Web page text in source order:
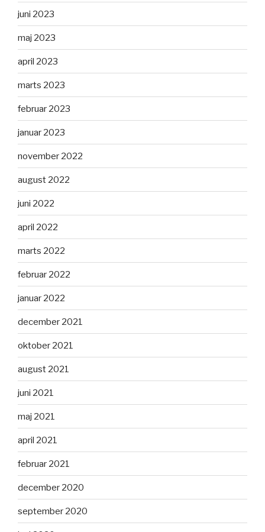
juni 2023
maj 2023
april 2023
marts 2023
februar 2023
januar 2023
november 2022
august 2022
juni 2022
april 2022
marts 2022
februar 2022
januar 2022
december 2021
oktober 2021
august 2021
juni 2021
maj 2021
april 2021
februar 2021
december 2020
september 2020